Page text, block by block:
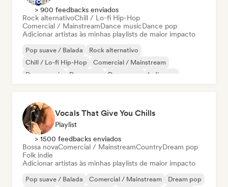
> 900 feedbacks enviados
Rock alternativoChill / Lo-fi Hip-Hop
Comercial / MainstreamDance musicDance pop
Adicionar artistas às minhas playlists de maior impacto
Pop suave / Balada
Rock alternativo
Chill / Lo-fi Hip-Hop
Comercial / Mainstream
Dance music
Dance pop Dream pop Indie pop
Vocals That Give You Chills
Playlist
> 1500 feedbacks enviados
Bossa novaComercial / MainstreamCountryDream pop
Folk indie
Adicionar artistas às minhas playlists de maior impacto
Pop suave / Balada Comercial / Mainstream
Dream pop